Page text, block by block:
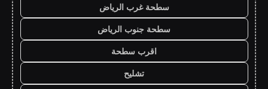
سطحة غرب الرياض
سطحة جنوب الرياض
اقرب سطحة
تشليح